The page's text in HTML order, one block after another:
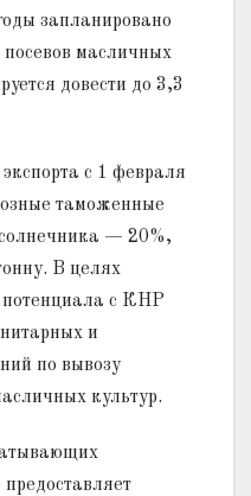
запланировано
масличных
довести до 3,3
с 1 февраля
таможенные
— 20%,
В целях
потенциала с КНР
и
по вывозу
культур.
предоставляет